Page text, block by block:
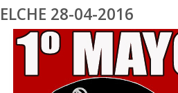
ELCHE 28-04-2016